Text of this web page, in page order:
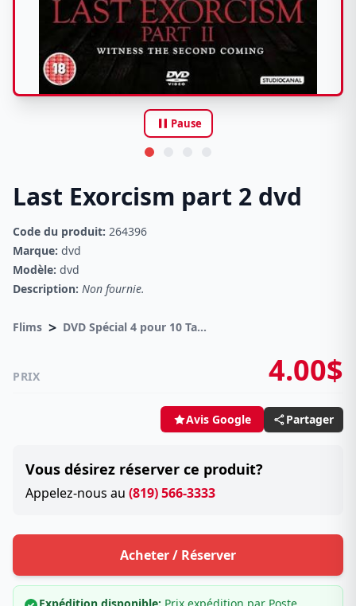
pause Pause
Last Exorcism part 2 dvd
Code du produit: 264396
Marque: dvd
Modèle: dvd
Description: Non fournie.
Flims > DVD Spécial 4 pour 10 Taxes incluses sur -4.00$
PRIX 4.00$
Avis Google Partager
Vous désirez réserver ce produit?
Appelez-nous au (819) 566-3333
Acheter / Réserver